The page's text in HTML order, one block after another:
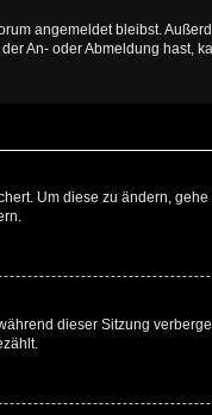
angemeldet bleibst.
An- oder Abmeldung hast,
Um diese zu ändern,
dieser Sitzung